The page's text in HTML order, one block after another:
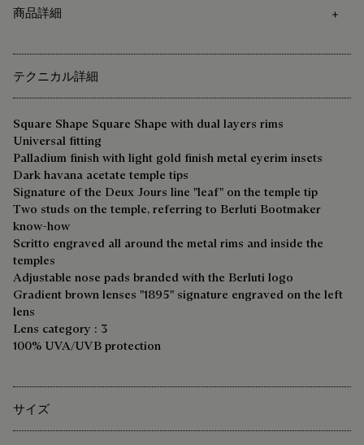
商品詳細
テクニカル詳細
Square Shape Square Shape with dual layers rims
Universal fitting
Palladium finish with light gold finish metal eyerim insets
Dark havana acetate temple tips
Signature of the Deux Jours line "leaf" on the temple tip
Two studs on the temple, referring to Berluti Bootmaker
know-how
Scritto engraved all around the metal rims and inside the
temples
Adjustable nose pads branded with the Berluti logo
Gradient brown lenses "1895" signature engraved on the left
lens
Lens category : 3
100% UVA/UVB protection
サイズ